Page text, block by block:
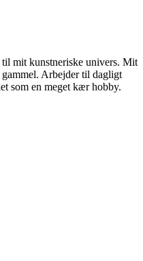
mit kunstneriske univers. Mit
Arbejder til dagligt
som en meget kær hobby.